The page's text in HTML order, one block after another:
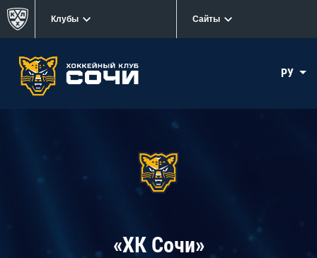
Клубы Сайты
РУ
«ХК Сочи»